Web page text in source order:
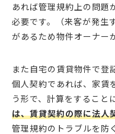
あれば管理規約上の問題
必要です。（来客が発生
があるため物件オーナー
また自宅の賃貸物件で登
個人契約であれば、家賃
う形で、計算をすること
は、賃貸契約の際に法人
管理規約のトラブルを防